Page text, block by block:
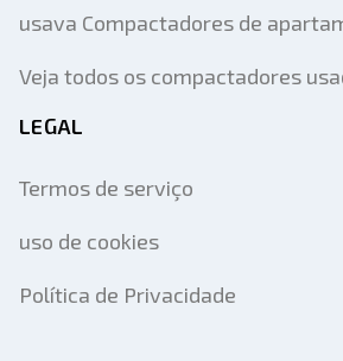
usava Compactadores de
Veja todos os compactadores
LEGAL
Termos de serviço
uso de cookies
Política de Privacidade